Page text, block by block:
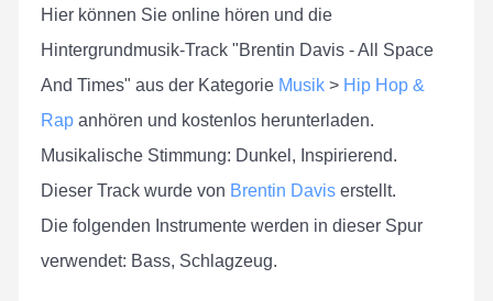
Hier können Sie online hören und die
Hintergrundmusik-Track "Brentin Davis - All Space
And Times" aus der Kategorie Musik > Hip Hop &
Rap anhören und kostenlos herunterladen.
Musikalische Stimmung: Dunkel, Inspirierend.
Dieser Track wurde von Brentin Davis erstellt.
Die folgenden Instrumente werden in dieser Spur
verwendet: Bass, Schlagzeug.